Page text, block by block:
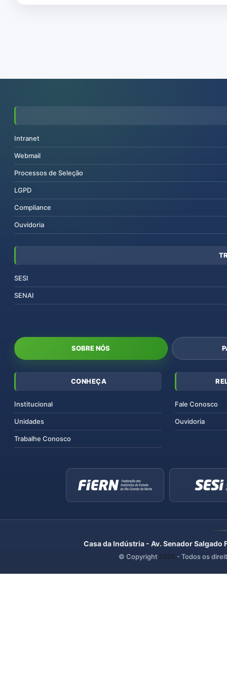
Intranet
Webmail
Processos de Seleção
LGPD
Compliance
Ouvidoria
SESI
SENAI
SOBRE NÓS
CONHEÇA
Institucional
Unidades
Trabalhe Conosco
Fale Conosco
Ouvidoria
Casa da Indústria - Av. Senador
© Copyright 2026 - Todos os